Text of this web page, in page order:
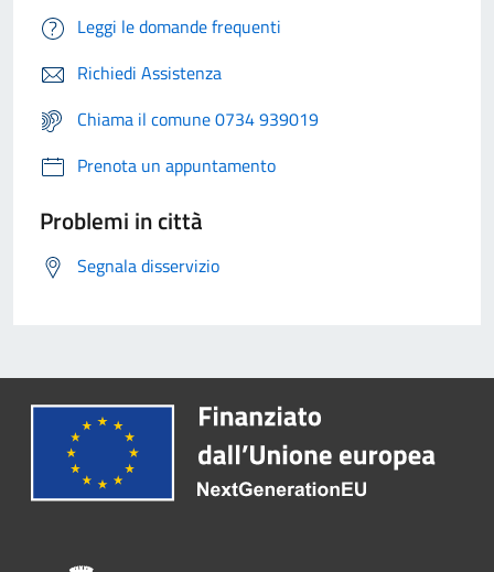
Leggi le domande frequenti
Richiedi Assistenza
Chiama il comune 0734 939019
Prenota un appuntamento
Problemi in città
Segnala disservizio